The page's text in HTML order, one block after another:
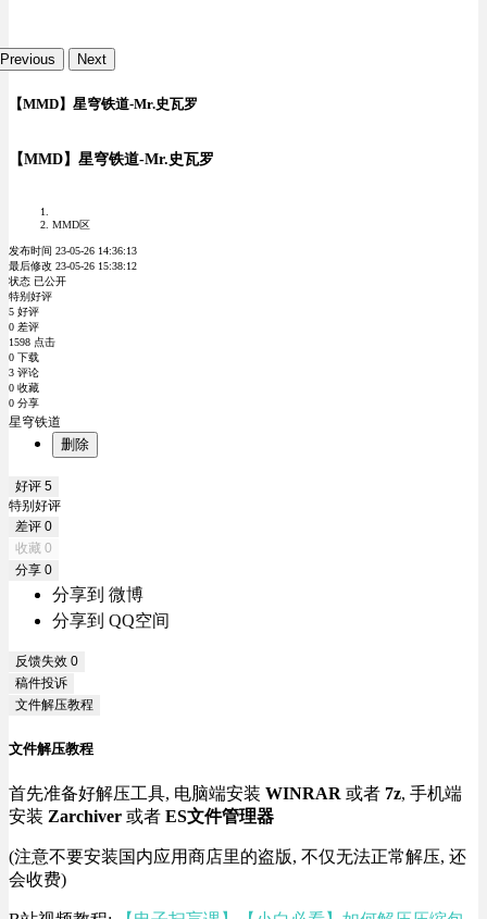
Previous Next
【MMD】星穹铁道-Mr.史瓦罗
【MMD】星穹铁道-Mr.史瓦罗
MMD区
发布时间 23-05-26 14:36:13
最后修改 23-05-26 15:38:12
状态 已公开
特别好评
5 好评
0 差评
1598 点击
0 下载
3 评论
0 收藏
0 分享
星穹铁道
删除
好评 5
特别好评
差评 0
收藏 0
分享 0
分享到 微博
分享到 QQ空间
反馈失效 0
稿件投诉
文件解压教程
文件解压教程
首先准备好解压工具, 电脑端安装 WINRAR 或者 7z, 手机端
安装 Zarchiver 或者 ES文件管理器
(注意不要安装国内应用商店里的盗版, 不仅无法正常解压, 还
会收费)